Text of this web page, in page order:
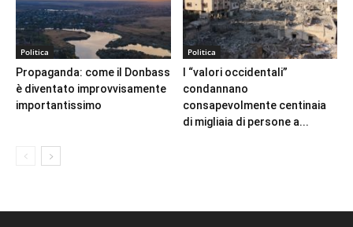
Politica
Propaganda: come il Donbass
è diventato improvvisamente
importantissimo
Politica
I “valori occidentali”
condannano
consapevolmente centinaia
di migliaia di persone a...